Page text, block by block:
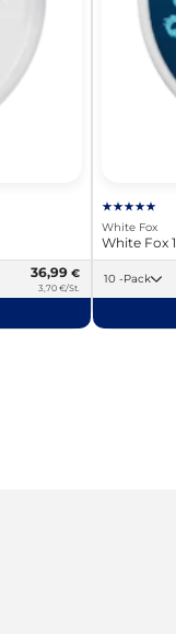
36,99 €
3,70 €/St.
White Fox
White Fox
10 -Pack